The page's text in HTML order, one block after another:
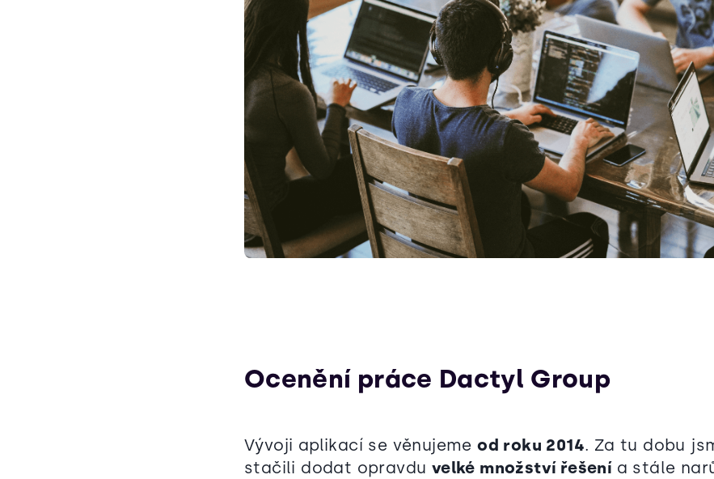
Ocenění práce Dactyl Group
Vývoji aplikací se věnujemeod roku 2014. Za tu dobu
stačili dodat opravdu velké množství řešenía stále